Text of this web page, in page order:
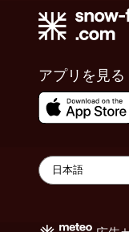
アプリを見る